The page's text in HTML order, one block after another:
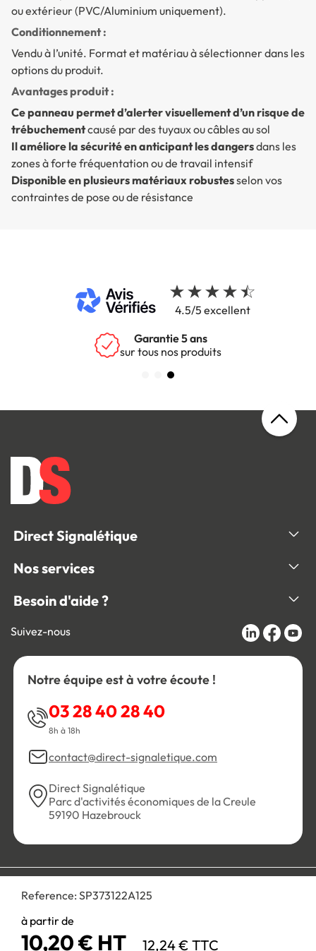
Reference: SP373122A125
à partir de
10,20 € HT 12,24 € TTC
ou extérieur (PVC/Aluminium uniquement).
Conditionnement :
Vendu à l’unité. Format et matériau à sélectionner dans les
options du produit.
Avantages produit :
Ce panneau permet d’alerter visuellement d’un risque de
trébuchementcausé par des tuyaux ou câbles au sol
Il améliore la sécurité en anticipant les dangersdans les
zones à forte fréquentation ou de travail intensif
Disponible en plusieurs matériaux robustesselon vos
contraintes de pose ou de résistance
4.5/5 excellent
Garantie 5 ans
sur tous nos produits
Direct Signalétique
Nos services
Besoin d'aide ?
Suivez-nous
Notre équipe est à votre écoute !
03 28 40 28 40
8h à 18h
contact@direct-signaletique.com
Direct Signalétique
Parc d'activités économiques de la Creule
59190 Hazebrouck
Personnaliser les cookies